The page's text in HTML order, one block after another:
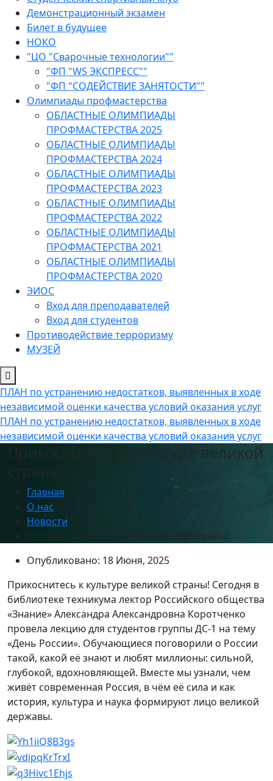
Демонстрационный экзамен
Билет в будущее
НОКО
"ЦО "Сварочные технологии""
"ФП "WS ЭКСПРЕСС""
"ФП "СОДЕЙСТВИЕ ЗАНЯТОСТИ""
Олимпиады профмастерства
ОБЛАСТНЫЕ ОЛИМПИАДЫ
ПРОФМАСТЕРСТВА 2025
ОБЛАСТНЫЕ ОЛИМПИАДЫ
ПРОФМАСТЕРСТВА 2024
ОБЛАСТНЫЕ ОЛИМПИАДЫ
ПРОФМАСТЕРСТВА 2023
ОБЛАСТНЫЕ ОЛИМПИАДЫ
ПРОФМАСТЕРСТВА 2022
ОБЛАСТНЫЕ ОЛИМПИАДЫ
ПРОФМАСТЕРСТВА 2021
ОБЛАСТНЫЕ ОЛИМПИАДЫ
ПРОФМАСТЕРСТВА 2020
ЭИОС
Вход для преподавателей
Вход для студентов
Противодействие терроризму
МУЗЕЙ
ПЛАН по устранению недостатков, выявленных в ходе
независимой оценки качества условий оказания услуг
ПЛАН по устранению недостатков, выявленных в ходе
независимой оценки качества условий оказания услуг
Прикоснитесь к культуре великой
страны!
Главная
О нас
Новости
Прикоснитесь к культуре великой страны!
Опубликовано: 18 Июня, 2025
Прикоснитесь к культуре великой страны! Сегодня в
библиотеке техникума лектор Российского общества
«Знание» Александра Александровна Коротченко
провела лекцию для студентов группы ДС-1 на тему
«День России». Обучающиеся поговорили о России
такой, какой её знают и любят миллионы: сильной,
глубокой, вдохновляющей. Вместе мы узнали, чем
живёт современная Россия, в чём её сила и как
история, культура и наука формируют лицо великой
державы.